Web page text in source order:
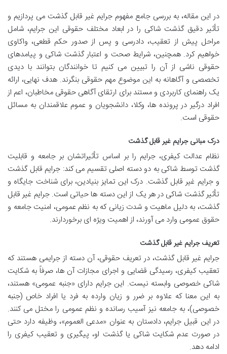
در این مقاله، به بررسی جامع مفهوم جرایم غیر قابل گذشت می پردازیم و
تأثیر دقیق گذشت شاکی را در ابعاد مختلف حقوقی این جرایم، شامل
مراحل پیش از تعقیب، دادرسی و پس از صدور حکم قطعی، واکاوی
خواهیم کرد. همچنین، شرایط صحت و اعتبار گذشت شاکی و پیامدهای
حقوقی ناشی از آن را تبیین می کنیم تا خوانندگان بتوانند با دیدی
تخصصی و آگاهانه به این موضوع مهم حقوقی بنگرند. هدف نهایی، ارائه
یک راهنمای کاربردی و مستند برای ارتقای آگاهی حقوقی مخاطبان، اعم از
افراد درگیر در پرونده ها، وکلا، دانشجویان و عموم علاقمندان به مسائل
حقوقی است.
درک مبانی جرایم غیر قابل گذشت
نظام عدالت کیفری، جرایم را بر اساس تأثیراتشان بر جامعه و قابلیت
گذشت توسط شاکی به دو دسته اصلی تقسیم می کند: جرایم قابل گذشت
و جرایم غیر قابل گذشت. درک این تمایز بنیادین، برای شناخت جایگاه و
تأثیر گذشت شاکی در هر یک از این دسته ها حیاتی است. جرایم غیر قابل
گذشت، به دلیل ماهیت و شدت زیانی که به نظم عمومی، امنیت جامعه و
حقوق عمومی وارد می آورند، از اهمیت ویژه ای برخوردارند.
تعریف جرایم غیر قابل گذشت
جرایم غیر قابل گذشت، در تعریف حقوقی، آن دسته از جرایمی هستند که
تعقیب کیفری، رسیدگی قضایی و اجرای مجازات آن ها، صرفاً به شکایت
شاکی خصوصی وابسته نیست. این جرایم دارای «جنبه عمومی» هستند،
به این معنا که علاوه بر ضرر و زیان وارده به فرد یا افراد خاص (جنبه
خصوصی)، به جامعه نیز آسیب رسانده و نظم عمومی را مختل می کنند.
در این قبیل جرایم، دادستان به عنوان «مدعی العموم»، وظیفه دارد حتی
در صورت عدم شکایت شاکی یا گذشت او، پیگیری و تعقیب کیفری را
ادامه دهد.